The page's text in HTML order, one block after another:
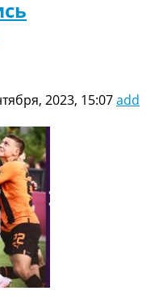
2023, 15:07add